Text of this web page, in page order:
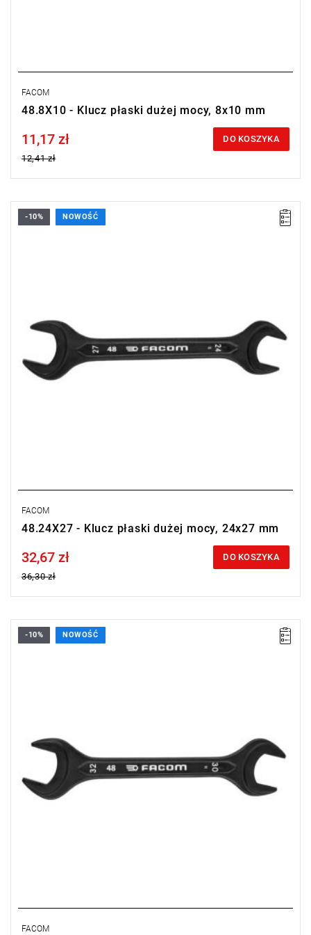
FACOM
48.8X10 - Klucz płaski dużej mocy, 8x10 mm
Price tax included
11,17 zł
12,41 zł
DO KOSZYKA
-10% NOWOŚĆ
FACOM
48.24X27 - Klucz płaski dużej mocy, 24x27 mm
Price tax included
32,67 zł
36,30 zł
DO KOSZYKA
-10% NOWOŚĆ
FACOM